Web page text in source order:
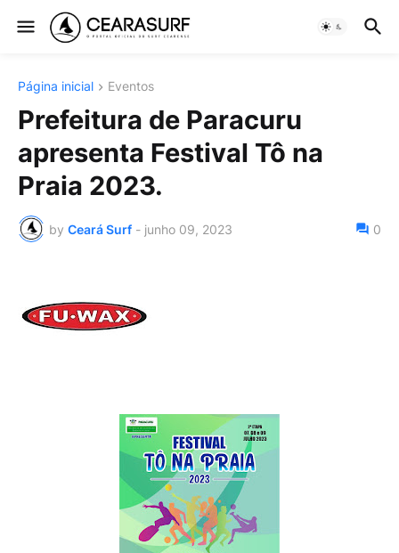
Página inicial Eventos
Prefeitura de Paracuru
apresenta Festival Tô na
Praia 2023.
by Ceará Surf - junho 09, 2023 0